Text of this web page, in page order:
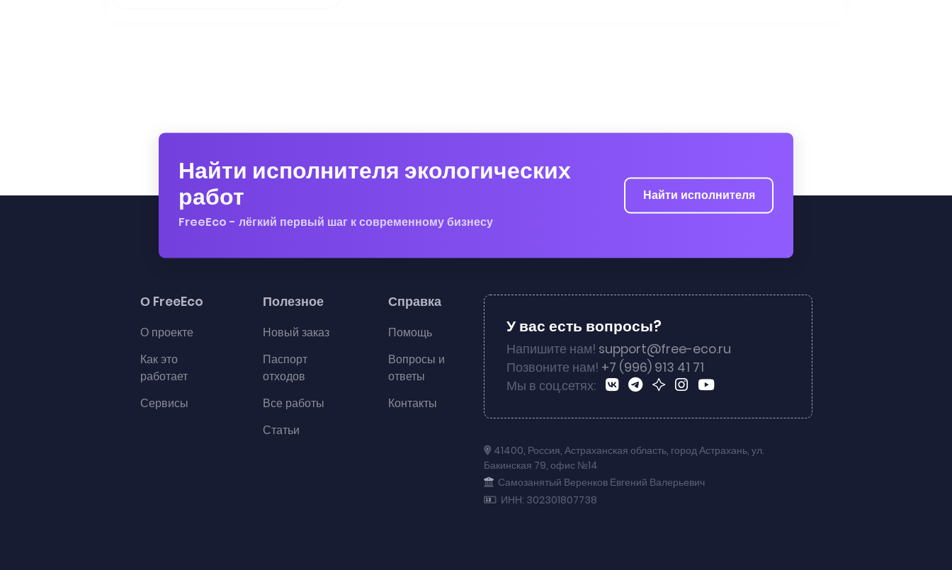
Найти исполнителя экологических
работ
FreeEco - лёгкий первый шаг к современному бизнесу
Найти исполнителя
О FreeEco
О проекте
Как это
работает
Сервисы
Полезное
Новый заказ
Паспорт
отходов
Все работы
Статьи
Справка
Помощь
Вопросы и
ответы
Контакты
У вас есть вопросы?
Напишите нам! support@free-eco.ru
Позвоните нам! +7 (996) 913 41 71
Мы в соц.сетях:
41400, Россия, Астраханская область, город Астрахань, ул.
Бакинская 79, офис №14
Самозанятый Веренков Евгений Валерьевич
ИНН: 302301807738